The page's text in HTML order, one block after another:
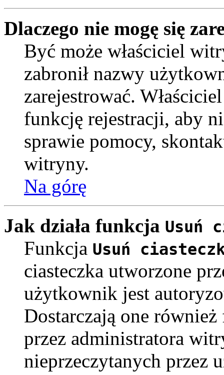
Dlaczego nie mogę się
Być może właściciel
zabronił nazwy
zarejestrować.
funkcję rejestracji, aby
sprawie pomocy,
witryny.
Na górę
Jak działa funkcja Usuń
Funkcja Usuń
ciasteczka utworzone
użytkownik jest
Dostarczają one również
przez administratora
nieprzeczytanych przez